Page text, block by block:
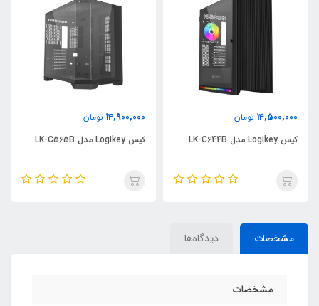
14,500,000 تومان
کیس Logikey مدل LK-C644B
14,900,000 تومان
کیس Logikey مدل LK-C565B
مشخصات دیدگاه‌ها
مشخصات